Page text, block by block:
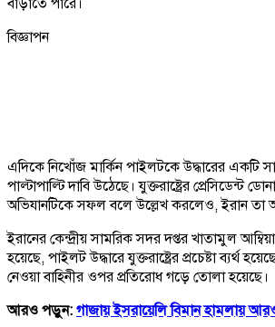
বিজ্ঞাপন
এদিকে নিখোঁজ মার্কিন পাইলটকে উদ্ধারের একটি
পাল্টাপাল্টি দাবি উঠেছে। যুক্তরাষ্ট্রের প্রেসিডেন্ট
অভিযানটিকে সফল বলে উল্লেখ করলেও, ইরান তা
ইরানের কেন্দ্রীয় সামরিক সদর দপ্তর খাতামুল
হয়েছে, পাইলট উদ্ধারে যুক্তরাষ্ট্রের প্রচেষ্টা ব্যর্থ
নেওয়া বাহিনীর ওপর প্রতিরোধ গড়ে তোলা হয়েছে।
আরও পড়ুন: গাজায় ইসরায়েলি বিমান হামলায়